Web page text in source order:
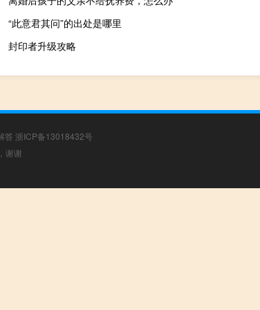
“此意君其问”的出处是哪里
封印者升级攻略
答 浙ICP备13018432号
谢谢